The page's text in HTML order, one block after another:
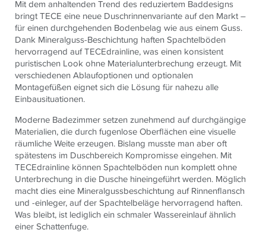
Mit dem anhaltenden Trend des reduziertem Baddesigns
bringt TECE eine neue Duschrinnenvariante auf den Markt –
für einen durchgehenden Bodenbelag wie aus einem Guss.
Dank Mineralguss-Beschichtung haften Spachtelböden
hervorragend auf TECEdrainline, was einen konsistent
puristischen Look ohne Materialunterbrechung erzeugt. Mit
verschiedenen Ablaufoptionen und optionalen
Montagefüßen eignet sich die Lösung für nahezu alle
Einbausituationen.
Moderne Badezimmer setzen zunehmend auf durchgängige
Materialien, die durch fugenlose Oberflächen eine visuelle
räumliche Weite erzeugen. Bislang musste man aber oft
spätestens im Duschbereich Kompromisse eingehen. Mit
TECEdrainline können Spachtelböden nun komplett ohne
Unterbrechung in die Dusche hineingeführt werden. Möglich
macht dies eine Mineralgussbeschichtung auf Rinnenflansch
und -einleger, auf der Spachtelbeläge hervorragend haften.
Was bleibt, ist lediglich ein schmaler Wassereinlauf ähnlich
einer Schattenfuge.